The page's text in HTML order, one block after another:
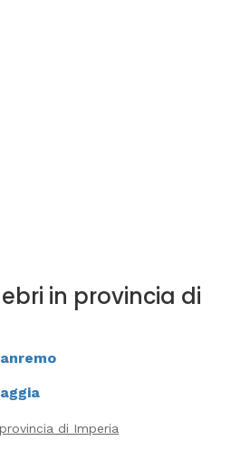
in provincia di
di Imperia